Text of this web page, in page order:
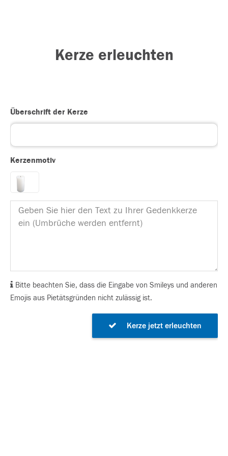
Kerze erleuchten
Überschrift der Kerze
Kerzenmotiv
Bitte beachten Sie, dass die Eingabe von Smileys und anderen
Emojis aus Pietätsgründen nicht zulässig ist.
Kerze jetzt erleuchten